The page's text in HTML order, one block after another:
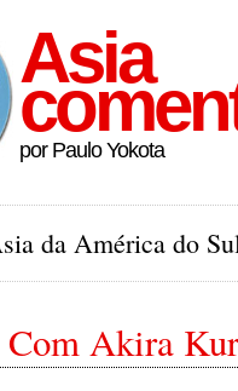
Asia
por Paulo Yokota
da América do
Com Akira